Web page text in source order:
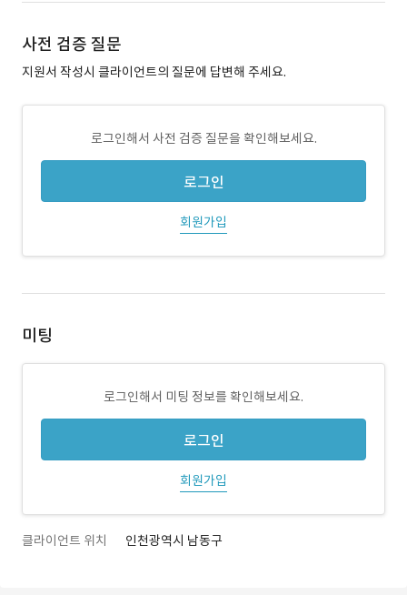
사전 검증 질문
지원서 작성시 클라이언트의 질문에 답변해 주세요.
로그인해서 사전 검증 질문을 확인해보세요.
로그인
회원가입
미팅
로그인해서 미팅 정보를 확인해보세요.
로그인
회원가입
클라이언트 위치 인천광역시 남동구